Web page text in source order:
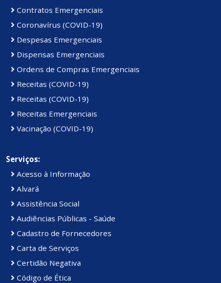
Contratos Emergenciais
Coronavírus (COVID-19)
Despesas Emergenciais
Dispensas Emergenciais
Ordens de Compras Emergenciais
Receitas (COVID-19)
Receitas (COVID-19)
Receitas Emergenciais
Vacinação (COVID-19)
Serviços:
Acesso à Informação
Alvará
Assistência Social
Audiências Públicas - Saúde
Cadastro de Fornecedores
Carta de Serviços
Certidão Negativa
Código de Ética